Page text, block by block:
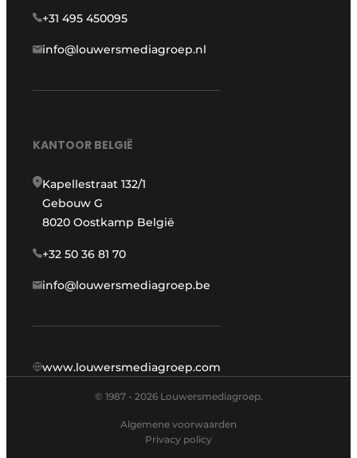
+31 495 450095
info@louwersmediagroep.nl
KANTOOR BELGIË
Kapellestraat 132/1
Gebouw G
8020 Oostkamp België
+32 50 36 81 70
info@louwersmediagroep.be
www.louwersmediagroep.com
© 1987 - 2026 Louwersmediagroep.
Algemene voorwaarden
Privacy policy